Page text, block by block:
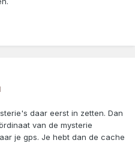
daar eerst in zetten. Dan
van de mysterie
je gps. Je hebt dan de cache